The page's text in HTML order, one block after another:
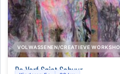
VOLWASSENEN/CREATIEVE
De Verf Sgiet Schuur